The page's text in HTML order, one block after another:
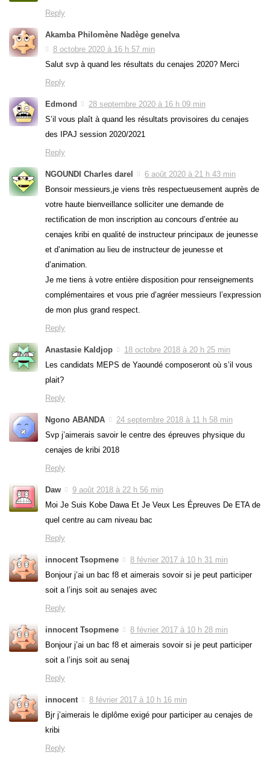
Reply
Akamba Philomène Nadège genelva
8 octobre 2020 à 16 h 57 min
Salut svp à quand les résultats du cenajes 2020? Merci
Reply
Edmond
28 septembre 2020 à 16 h 09 min
S’il vous plaît à quand les résultats provisoires du cenajes
des IPAJ session 2020/2021
Reply
NGOUNDI Charles darel
6 août 2020 à 21 h 43 min
Bonsoir messieurs,je viens très respectueusement auprès de
votre haute bienveillance solliciter une demande de
rectification de mon inscription au concours d’entrée au
cenajes kribi en qualité de instructeur principaux de jeunesse
et d’animation au lieu de instructeur de jeunesse et
d’animation.
Je me tiens à votre entière disposition pour renseignements
complémentaires et vous prie d’agréer messieurs l’expression
de mon plus grand respect.
Reply
Anastasie Kaldjop
18 octobre 2018 à 20 h 25 min
Les candidats MEPS de Yaoundé composeront où s’il vous
plait?
Reply
Ngono ABANDA
24 septembre 2018 à 11 h 58 min
Svp j’aimerais savoir le centre des épreuves physique du
cenajes de kribi 2018
Reply
Daw
9 août 2018 à 22 h 56 min
Moi Je Suis Kobe Dawa Et Je Veux Les Épreuves De ETA de
quel centre au cam niveau bac
Reply
innocent Tsopmene
8 février 2017 à 10 h 31 min
Bonjour j’ai un bac f8 et aimerais sovoir si je peut participer
soit a l’injs soit au senajes avec
Reply
innocent Tsopmene
8 février 2017 à 10 h 28 min
Bonjour j’ai un bac f8 et aimerais sovoir si je peut participer
soit a l’injs soit au senaj
Reply
innocent
8 février 2017 à 10 h 16 min
Bjr j’aimerais le diplôme exigé pour participer au cenajes de
kribi
Reply